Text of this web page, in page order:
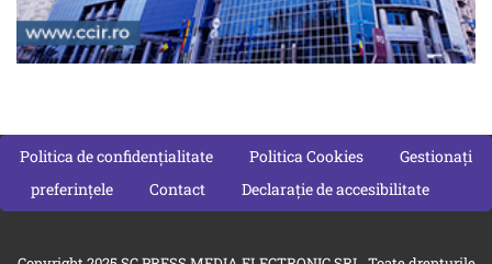
Politica de confidențialitate Politica Cookies
Gestionați
preferințele
Contact Declarație de accesibilitate